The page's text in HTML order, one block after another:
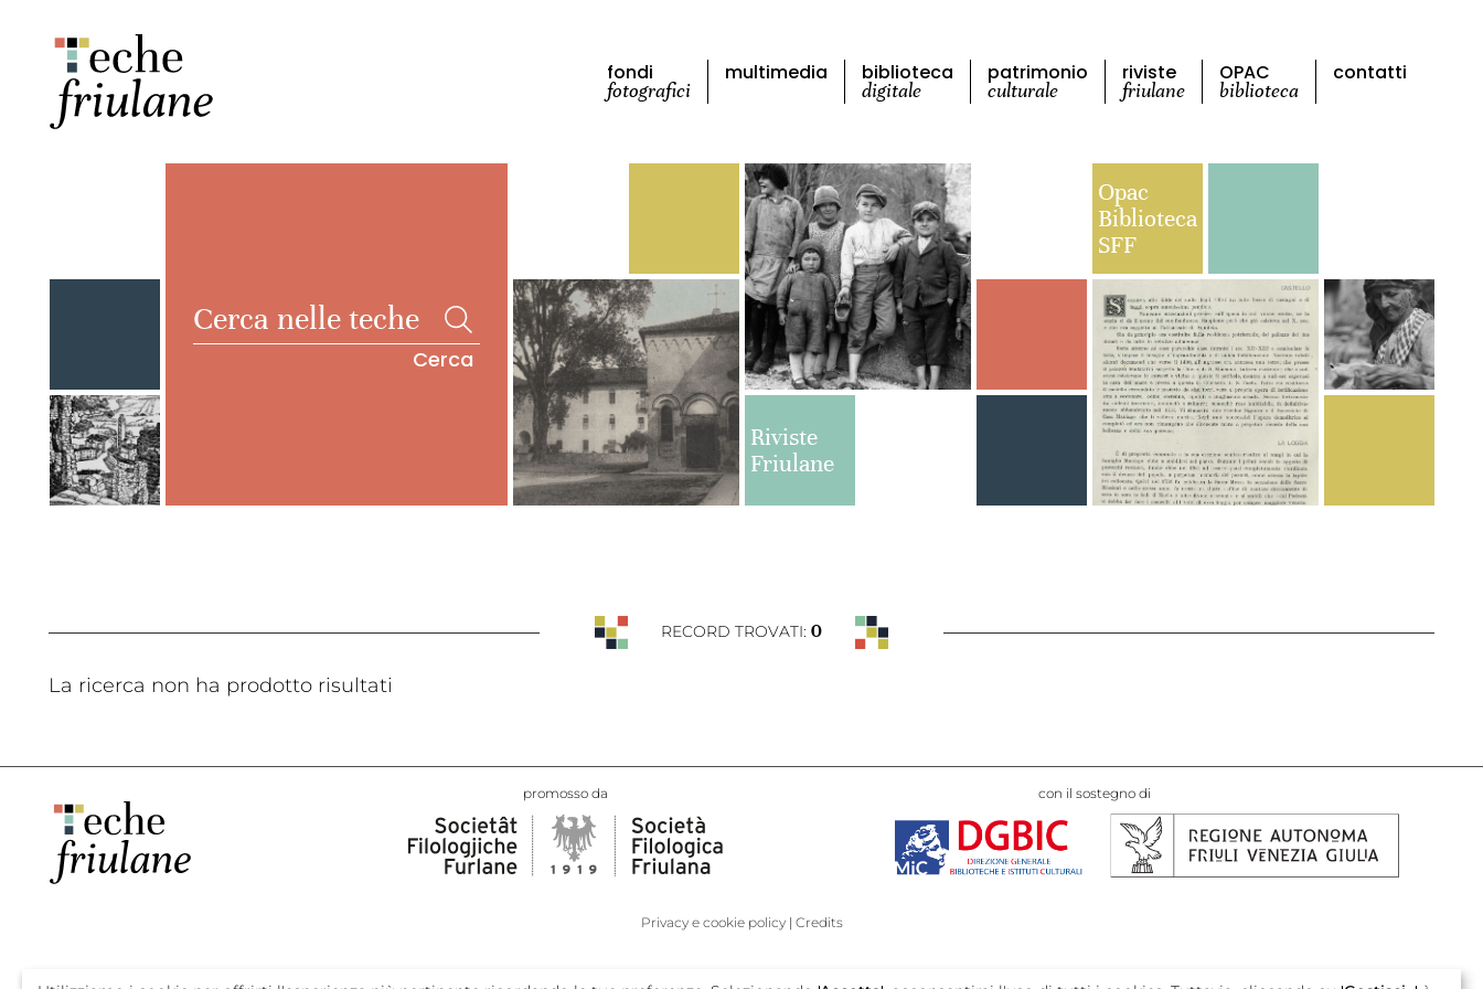
fondi
fotografici
multimedia biblioteca
digitale
patrimonio
culturale
riviste
friulane
OPAC
biblioteca
contatti
Cerca
Opac
Biblioteca
SFF
Riviste
Friulane
RECORD TROVATI: 0
La ricerca non ha prodotto risultati
promosso da con il sostegno di
Privacy e cookie policy Credits